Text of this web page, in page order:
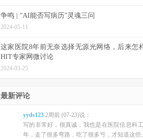
争鸣 | “AI能否写病历”灵魂三问
2024-05-11
这家医院8年前无奈选择无源光网络，后来怎
HIT专家网微讨论
2024-03-25
最新评论
yyds123 2周前 (07-23)说：
写的非常好，很真诚，我也是在医院信息科
年，走了很多弯路，吃了很多亏，才知道这些。